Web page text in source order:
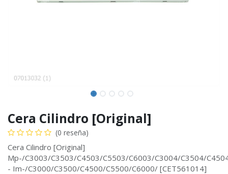
Cera Cilindro [Original]
(0 reseña)
Cera Cilindro [Original]
Mp-/C3003/C3503/C4503/C5503/C6003/C3004/C3504/
- Im-/C3000/C3500/C4500/C5500/C6000/ [CET561014]